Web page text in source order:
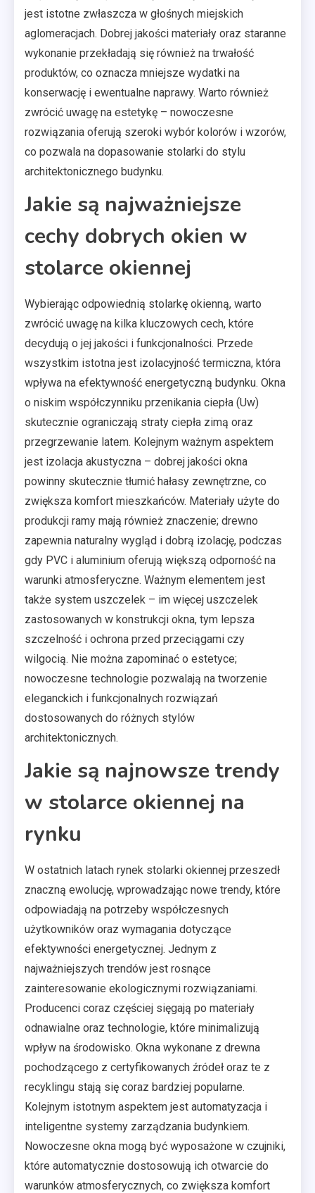
jest istotne zwłaszcza w głośnych miejskich
aglomeracjach. Dobrej jakości materiały oraz staranne
wykonanie przekładają się również na trwałość
produktów, co oznacza mniejsze wydatki na
konserwację i ewentualne naprawy. Warto również
zwrócić uwagę na estetykę – nowoczesne
rozwiązania oferują szeroki wybór kolorów i wzorów,
co pozwala na dopasowanie stolarki do stylu
architektonicznego budynku.
Jakie są najważniejsze
cechy dobrych okien w
stolarce okiennej
Wybierając odpowiednią stolarkę okienną, warto
zwrócić uwagę na kilka kluczowych cech, które
decydują o jej jakości i funkcjonalności. Przede
wszystkim istotna jest izolacyjność termiczna, która
wpływa na efektywność energetyczną budynku. Okna
o niskim współczynniku przenikania ciepła (Uw)
skutecznie ograniczają straty ciepła zimą oraz
przegrzewanie latem. Kolejnym ważnym aspektem
jest izolacja akustyczna – dobrej jakości okna
powinny skutecznie tłumić hałasy zewnętrzne, co
zwiększa komfort mieszkańców. Materiały użyte do
produkcji ramy mają również znaczenie; drewno
zapewnia naturalny wygląd i dobrą izolację, podczas
gdy PVC i aluminium oferują większą odporność na
warunki atmosferyczne. Ważnym elementem jest
także system uszczelek – im więcej uszczelek
zastosowanych w konstrukcji okna, tym lepsza
szczelność i ochrona przed przeciągami czy
wilgocią. Nie można zapominać o estetyce;
nowoczesne technologie pozwalają na tworzenie
eleganckich i funkcjonalnych rozwiązań
dostosowanych do różnych stylów
architektonicznych.
Jakie są najnowsze trendy
w stolarce okiennej na
rynku
W ostatnich latach rynek stolarki okiennej przeszedł
znaczną ewolucję, wprowadzając nowe trendy, które
odpowiadają na potrzeby współczesnych
użytkowników oraz wymagania dotyczące
efektywności energetycznej. Jednym z
najważniejszych trendów jest rosnące
zainteresowanie ekologicznymi rozwiązaniami.
Producenci coraz częściej sięgają po materiały
odnawialne oraz technologie, które minimalizują
wpływ na środowisko. Okna wykonane z drewna
pochodzącego z certyfikowanych źródeł oraz te z
recyklingu stają się coraz bardziej popularne.
Kolejnym istotnym aspektem jest automatyzacja i
inteligentne systemy zarządzania budynkiem.
Nowoczesne okna mogą być wyposażone w czujniki,
które automatycznie dostosowują ich otwarcie do
warunków atmosferycznych, co zwiększa komfort